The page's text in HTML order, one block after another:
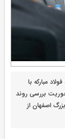
مبارکه با
بررسی روند
اصفهان از